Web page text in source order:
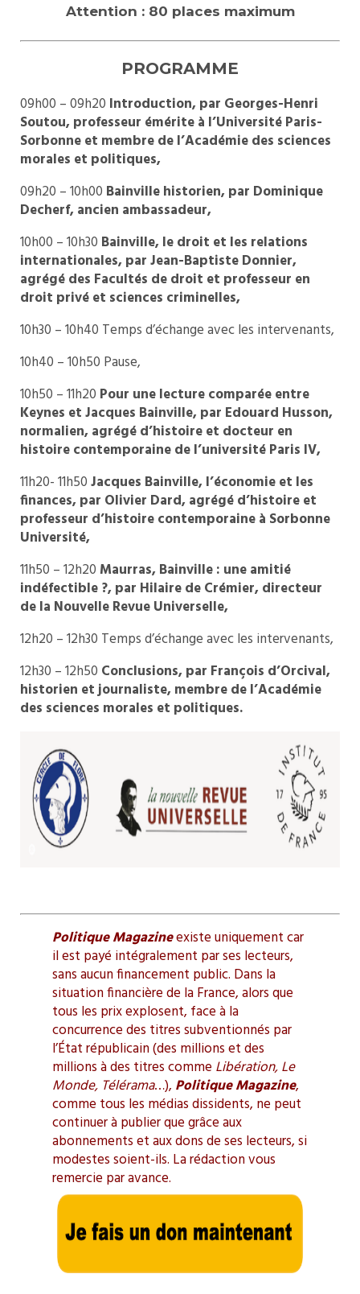
Attention : 80 places maximum
PROGRAMME
09h00 – 09h20 Introduction, par Georges-Henri
Soutou, professeur émérite à l’Université Paris-
Sorbonne et membre de l’Académie des sciences
morales et politiques,
09h20 – 10h00 Bainville historien, par Dominique
Decherf, ancien ambassadeur,
10h00 – 10h30 Bainville, le droit et les relations
internationales, par Jean-Baptiste Donnier,
agrégé des Facultés de droit et professeur en
droit privé et sciences criminelles,
10h30 – 10h40 Temps d’échange avec les intervenants,
10h40 – 10h50 Pause,
10h50 – 11h20 Pour une lecture comparée entre
Keynes et Jacques Bainville, par Edouard Husson,
normalien, agrégé d’histoire et docteur en
histoire contemporaine de l’université Paris IV,
11h20- 11h50Jacques Bainville, l’économie et les
finances, par Olivier Dard, agrégé d’histoire et
professeur d’histoire contemporaine à Sorbonne
Université,
11h50 – 12h20 Maurras, Bainville : une amitié
indéfectible ?, par Hilaire de Crémier, directeur
de la Nouvelle Revue Universelle,
12h20 – 12h30 Temps d’échange avec les intervenants,
12h30 – 12h50 Conclusions, par François d’Orcival,
historien et journaliste, membre de l’Académie
des sciences morales et politiques.
Politique Magazineexiste uniquement car
il est payé intégralement par ses lecteurs,
sans aucun financement public. Dans la
situation financière de la France, alors que
tous les prix explosent, face à la
concurrence des titres subventionnés par
l’État républicain (des millions et des
millions à des titres comme Libération, Le
Monde, Télérama…), Politique Magazine,
comme tous les médias dissidents, ne peut
continuer à publier que grâce aux
abonnements et aux dons de ses lecteurs, si
modestes soient-ils. La rédaction vous
remercie par avance.